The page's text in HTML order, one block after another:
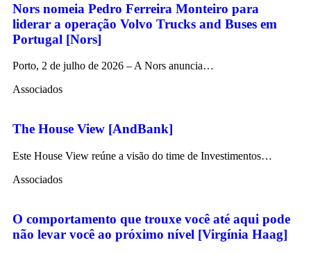
Nors nomeia Pedro Ferreira Monteiro para
liderar a operação Volvo Trucks and Buses em
Portugal [Nors]
Porto, 2 de julho de 2026 – A Nors anuncia…
Associados
The House View [AndBank]
Este House View reúne a visão do time de Investimentos…
Associados
O comportamento que trouxe você até aqui pode
não levar você ao próximo nível [Virgínia Haag]